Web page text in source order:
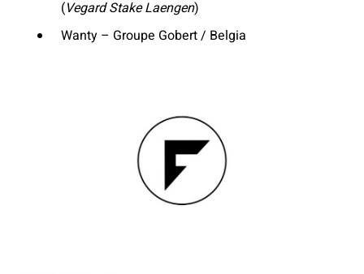
(Vegard Stake Laengen)
Wanty – Groupe Gobert / Belgia